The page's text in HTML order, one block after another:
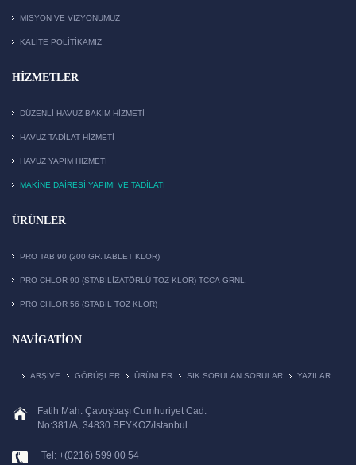
MISYON VE VIZYONUMUZ
KALITE POLITIKAMIZ
HIZMETLER
DÜZENLI HAVUZ BAKIM HIZMETI
HAVUZ TADILAT HIZMETI
HAVUZ YAPIM HIZMETI
MAKİNE DAİRESİ YAPIMI VE TADİLATI
ÜRÜNLER
PRO TAB 90 (200 GR.TABLET KLOR)
PRO CHLOR 90 (STABILIZATÖRLÜ TOZ KLOR) TCCA-GRNL.
PRO CHLOR 56 (STABIL TOZ KLOR)
NAVIGATION
ARŞIVE GÖRÜŞLER ÜRÜNLER SIK SORULAN SORULAR YAZILAR
Fatih Mah. Çavuşbaşı Cumhuriyet Cad.
No:381/A, 34830 BEYKOZ/İstanbul.
Tel: +(0216) 599 00 54